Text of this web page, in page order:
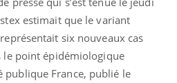
estimait que le variant
six nouveaux cas
le point épidémiologique
publique France, publié le